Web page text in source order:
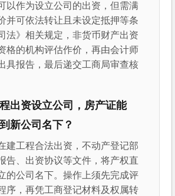
以作为设立公司的出资，但需满
并可依法转让且未设定抵押等条
法》相关规定，非货币财产出资
格的机构评估作价，再由会计师
具报告，最后递交工商局审查核
出资设立公司，房产证能
新公司名下？
建工程合法出资，不动产登记部
告、出资协议等文件，将产权直
的公司名下。操作上须先完成评
序，再凭工商登记材料及权属转